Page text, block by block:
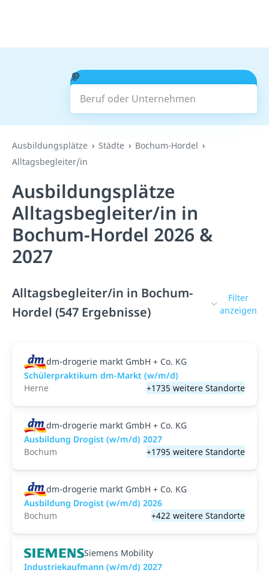
Beruf oder Unternehmen
Suchen
Ausbildungsplätze Städte
Bochum-Hordel
Alltagsbegleiter/in
Ausbildungsplätze
Alltagsbegleiter/in in
Bochum-Hordel 2026 &
2027
Alltagsbegleiter/in in Bochum-
Hordel (547 Ergebnisse)
Filter
anzeigen
dm-drogerie markt GmbH + Co. KG
Schülerpraktikum dm-Markt (w/m/d)
Herne
+1735 weitere Standorte
dm-drogerie markt GmbH + Co. KG
Ausbildung Drogist (w/m/d) 2027
Bochum
+1795 weitere Standorte
dm-drogerie markt GmbH + Co. KG
Ausbildung Drogist (w/m/d) 2026
Bochum
+422 weitere Standorte
Siemens Mobility
Industriekaufmann (w/m/d) 2027